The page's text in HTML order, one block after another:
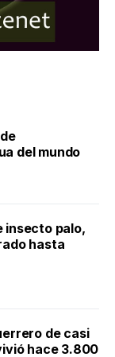
del mundo
insecto palo,
hasta
de casi
hace 3.800